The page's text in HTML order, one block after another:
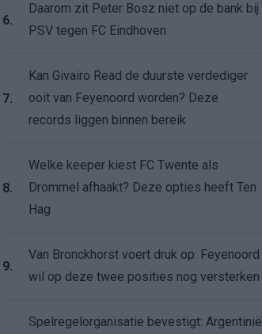
6.
Daarom zit Peter Bosz niet op de bank bij
PSV tegen FC Eindhoven
7.
Kan Givairo Read de duurste verdediger
ooit van Feyenoord worden? Deze
records liggen binnen bereik
8.
Welke keeper kiest FC Twente als
Drommel afhaakt? Deze opties heeft Ten
Hag
9.
Van Bronckhorst voert druk op: Feyenoord
wil op deze twee posities nog versterken
Spelregelorganisatie bevestigt: Argentinië